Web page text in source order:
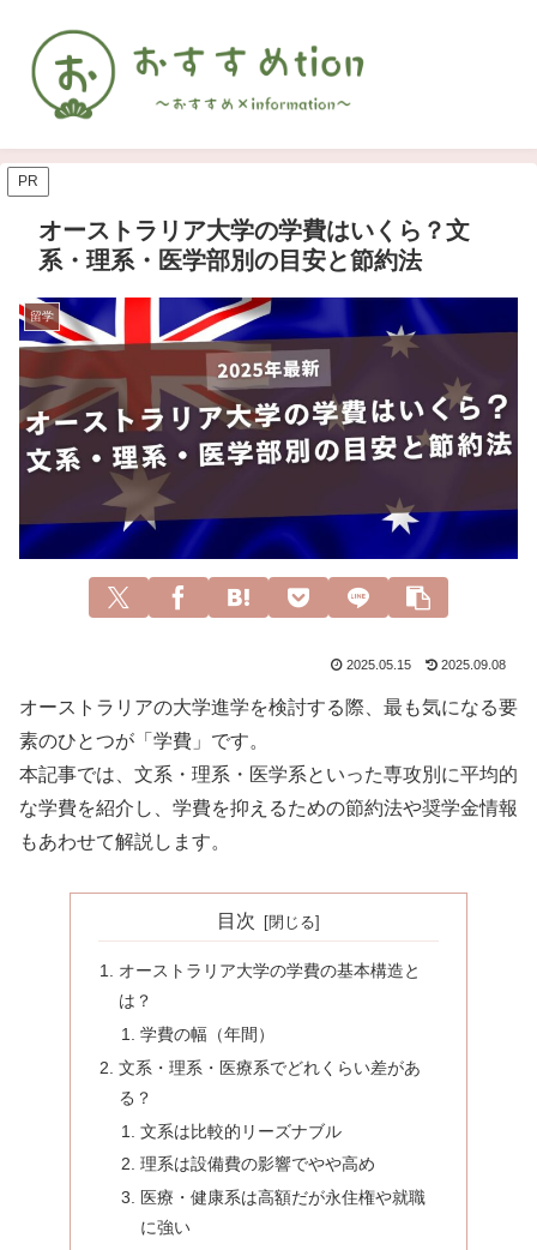
PR
オーストラリア大学の学費はいくら？文
系・理系・医学部別の目安と節約法
留学
2025.05.15 2025.09.08
オーストラリアの大学進学を検討する際、最も気になる要
素のひとつが「学費」です。
本記事では、文系・理系・医学系といった専攻別に平均的
な学費を紹介し、学費を抑えるための節約法や奨学金情報
もあわせて解説します。
目次
オーストラリア大学の学費の基本構造と
は？
学費の幅（年間）
文系・理系・医療系でどれくらい差があ
る？
文系は比較的リーズナブル
理系は設備費の影響でやや高め
医療・健康系は高額だが永住権や就職
に強い